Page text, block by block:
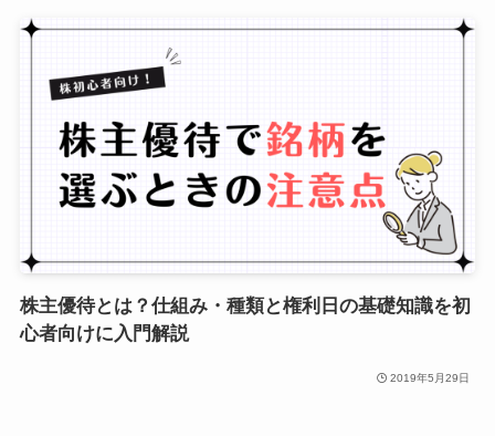
株主優待とは？仕組み・種類と権利日の基礎知識を初
心者向けに入門解説
2019年5月29日